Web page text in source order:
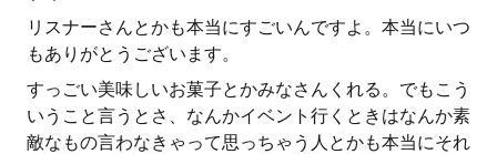
リスナーさんとかも本当にすごいんですよ。本当にいつ
もありがとうございます。
すっごい美味しいお菓子とかみなさんくれる。でもこう
いうこと言うとさ、なんかイベント行くときはなんか素
敵なもの言わなきゃって思っちゃう人とかも本当にそれ